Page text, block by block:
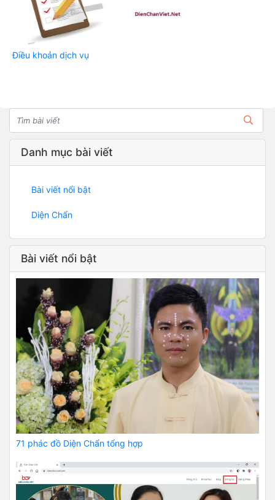
Điều khoản dịch vụ
Danh mục bài viết
Bài viết nổi bật
Diện Chẩn
Bài viết nổi bật
71 phác đồ Diện Chẩn tổng hợp